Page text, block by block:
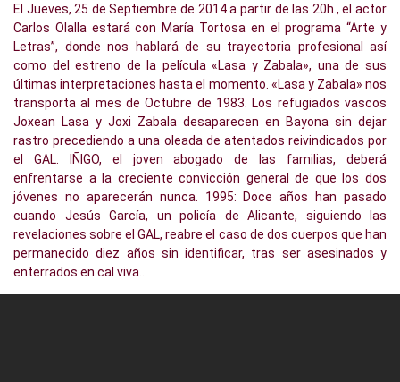
El Jueves, 25 de Septiembre de 2014 a partir de las 20h., el actor
Carlos Olalla estará con María Tortosa en el programa “Arte y
Letras”, donde nos hablará de su trayectoria profesional así
como del estreno de la película «Lasa y Zabala», una de sus
últimas interpretaciones hasta el momento. «Lasa y Zabala» nos
transporta al mes de Octubre de 1983. Los refugiados vascos
Joxean Lasa y Joxi Zabala desaparecen en Bayona sin dejar
rastro precediendo a una oleada de atentados reivindicados por
el GAL. IÑIGO, el joven abogado de las familias, deberá
enfrentarse a la creciente convicción general de que los dos
jóvenes no aparecerán nunca. 1995: Doce años han pasado
cuando Jesús García, un policía de Alicante, siguiendo las
revelaciones sobre el GAL, reabre el caso de dos cuerpos que han
permanecido diez años sin identificar, tras ser asesinados y
enterrados en cal viva…